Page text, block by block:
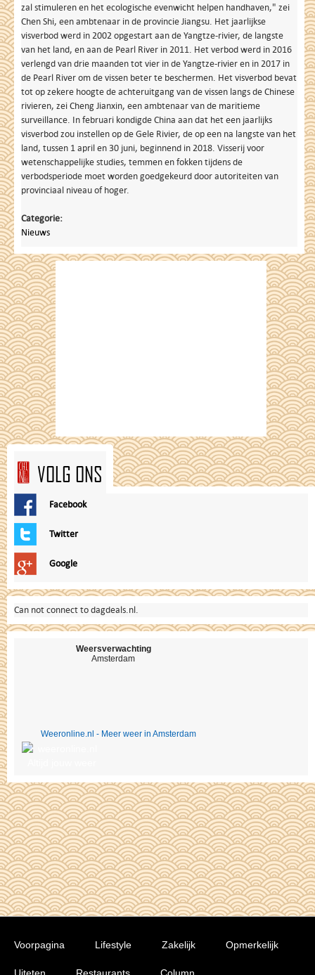
zal stimuleren en het ecologische evenwicht helpen handhaven," zei
Chen Shi, een ambtenaar in de provincie Jiangsu. Het jaarlijkse
visverbod werd in 2002 opgestart aan de Yangtze-rivier, de langste
van het land, en aan de Pearl River in 2011. Het verbod werd in 2016
verlengd van drie maanden tot vier in de Yangtze-rivier en in 2017 in
de Pearl River om de vissen beter te beschermen. Het visverbod bevat
tot op zekere hoogte de achteruitgang van de vissen langs de Chinese
rivieren, zei Cheng Jianxin, een ambtenaar van de maritieme
surveillance. In februari kondigde China aan dat het een jaarlijks
visverbod zou instellen op de Gele Rivier, de op een na langste van het
land, tussen 1 april en 30 juni, beginnend in 2018. Visserij voor
wetenschappelijke studies, temmen en fokken tijdens de
verbodsperiode moet worden goedgekeurd door autoriteiten van
provinciaal niveau of hoger.
Categorie:
Nieuws
VOLG ONS
Facebook
Twitter
Google
Can not connect to dagdeals.nl.
Weersverwachting
Amsterdam
Weeronline.nl - Meer weer in Amsterdam
Voorpagina Lifestyle Zakelijk Opmerkelijk
Uiteten Restaurants Column